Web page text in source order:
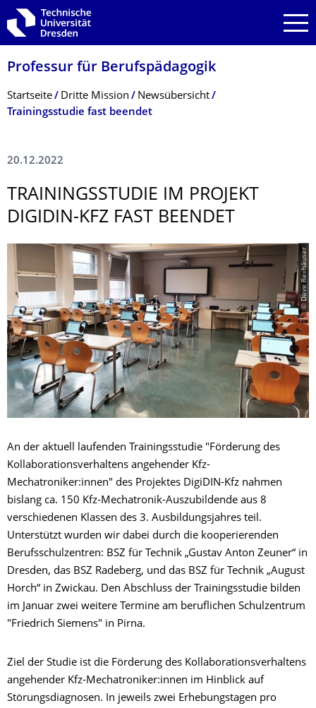
Zur Hauptnavigation springen
Zur Suche springen
Zum Inhalt springen
Professur für Berufspädagogik
Breadcrumb-Menü
Startseite Dritte Mission
Newsübersicht
Trainingsstudie fast beendet
20.12.2022
TRAININGSSTUDIE IM PROJEKT
DIGIDIN-KFZ FAST BEENDET
© Dave Rexhäuser
An der aktuell laufenden Trainingsstudie "Förderung des
Kollaborationsverhaltens angehender Kfz-
Mechatroniker:innen" des Projektes DigiDIN-Kfz nahmen
bislang ca. 150 Kfz-Mechatronik-Auszubildende aus 8
verschiedenen Klassen des 3. Ausbildungsjahres teil.
Unterstützt wurden wir dabei durch die kooperierenden
Berufsschulzentren: BSZ für Technik „Gustav Anton Zeuner“ in
Dresden, das BSZ Radeberg, und das BSZ für Technik „August
Horch“ in Zwickau. Den Abschluss der Trainingsstudie bilden
im Januar zwei weitere Termine am beruflichen Schulzentrum
"Friedrich Siemens" in Pirna.
Ziel der Studie ist die Förderung des Kollaborationsverhaltens
angehender Kfz-Mechatroniker:innen im Hinblick auf
Störungsdiagnosen. In jeweils zwei Erhebungstagen pro